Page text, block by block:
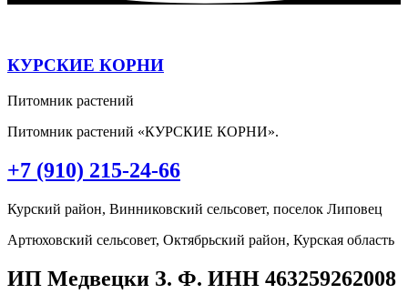
КУРСКИЕ КОРНИ
Питомник растений
Питомник растений «КУРСКИЕ КОРНИ».
+7 (910) 215-24-66
Курский район, Винниковский сельсовет, поселок Липовец
Артюховский сельсовет, Октябрьский район, Курская область
ИП Медвецки З. Ф. ИНН 463259262008